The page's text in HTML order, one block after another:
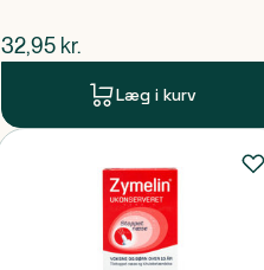
$nuværende pris
32,95 kr.
Læg i kurv